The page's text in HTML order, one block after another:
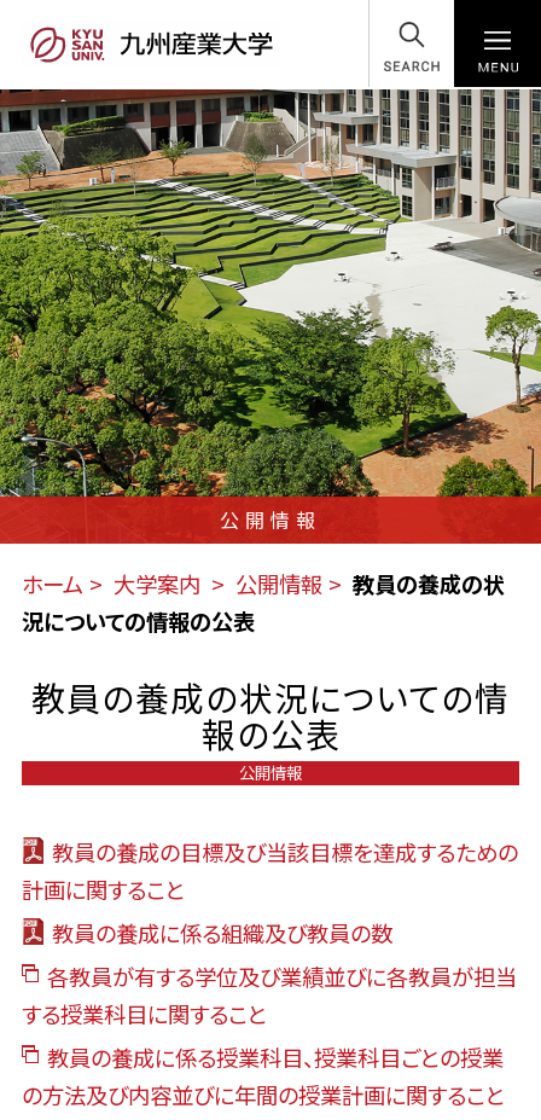
SEARCH
公開情報
ホーム 大学案内 公開情報
教員の養成の状
況についての情報の公表
教員の養成の状況についての情
報の公表
公開情報
教員の養成の目標及び当該目標を達成するための
計画に関すること
教員の養成に係る組織及び教員の数
各教員が有する学位及び業績並びに各教員が担当
する授業科目に関すること
教員の養成に係る授業科目、授業科目ごとの授業
の方法及び内容並びに年間の授業計画に関すること